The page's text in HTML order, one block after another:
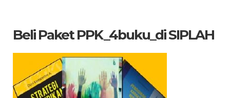
Beli Paket PPK_4buku_di SIPLAH